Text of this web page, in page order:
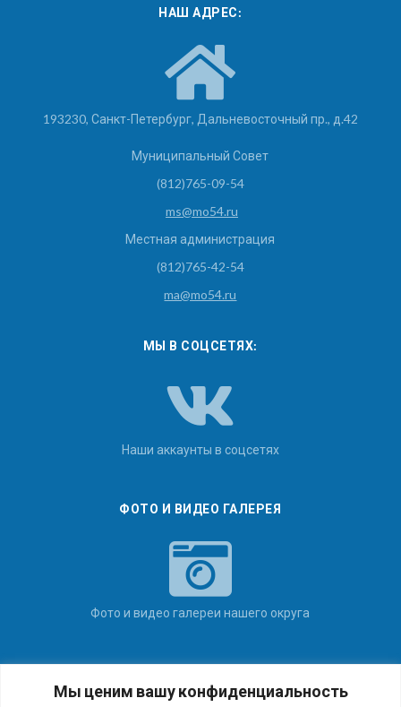
Мы ценим вашу конфиденциальность
НАШ АДРЕС:
193230, Санкт-Петербург, Дальневосточный пр., д.42
Муниципальный Совет
(812)765-09-54
ms@mo54.ru
Местная администрация
(812)765-42-54
ma@mo54.ru
МЫ В СОЦСЕТЯХ:
Наши аккаунты в соцсетях
ФОТО И ВИДЕО ГАЛЕРЕЯ
Фото и видео галереи нашего округа